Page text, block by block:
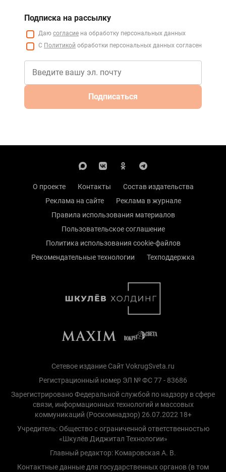
Подписка на рассылку
Даю согласие на обработку персональных данных
С Политикой обработки персональных данных согласен
Подписаться
О проекте Контакты
Состав издательства
Реклама на сайте
Реклама в журнале
Правила использования материалов
Пользовательское соглашение
Политика использования cookie-файлов
Рекомендательные технологии
Техподдержка
Сетевое издание Сайт VokrugSveta.ru
Регистрационный номер ЭЛ № ФС 77 - 83686
Зарегистрировано Федеральной службой по надзору в сфере
связи, информационных технологий и массовых
коммуникаций (Роскомнадзор) 26.07.2022 18+
Учредитель: Общество с ограниченной ответственностью
«Шкулёв Диджитал Технологии»
Главный редактор: Комаровская А. В.
Контактные данные для государственных органов (в том